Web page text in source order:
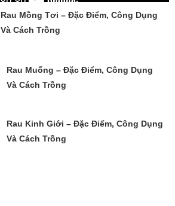
Rau Mồng Tơi – Đặc Điểm, Công Dụng
Và Cách Trồng
Rau Muống – Đặc Điểm, Công Dụng
Và Cách Trồng
Rau Kinh Giới – Đặc Điểm, Công Dụng
Và Cách Trồng